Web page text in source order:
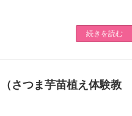
続きを読む
さつま芋苗植え体験教